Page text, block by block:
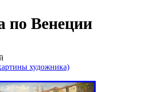
по Венеции
художника)